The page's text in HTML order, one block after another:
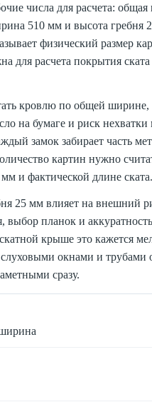
числа для расчета:
510 мм и высота гребня
физический размер
для расчета покрытия
кровлю по общей ширине,
на бумаге и риск нехватки
замок забирает часть
картин нужно
и фактической длине ската.
25 мм влияет на внешний
выбор планок и
крыше это кажется
окнами и трубами
сразу.